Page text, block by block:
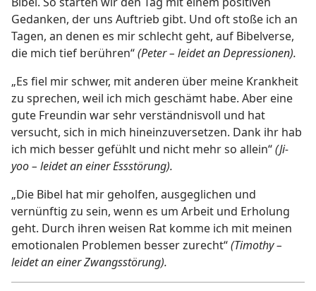
Gedanken, der uns Auftrieb gibt. Und oft stoße ich an
Tagen, an denen es mir schlecht geht, auf Bibelverse,
die mich tief berühren“(Peter – leidet an Depressionen).
„Es fiel mir schwer, mit anderen über meine Krankheit
zu sprechen, weil ich mich geschämt habe. Aber eine
gute Freundin war sehr verständnisvoll und hat
versucht, sich in mich hineinzuversetzen. Dank ihr hab
ich mich besser gefühlt und nicht mehr so allein“(Ji-
yoo – leidet an einer Essstörung).
„Die Bibel hat mir geholfen, ausgeglichen und
vernünftig zu sein, wenn es um Arbeit und Erholung
geht. Durch ihren weisen Rat komme ich mit meinen
emotionalen Problemen besser zurecht“(Timothy –
leidet an einer Zwangsstörung).